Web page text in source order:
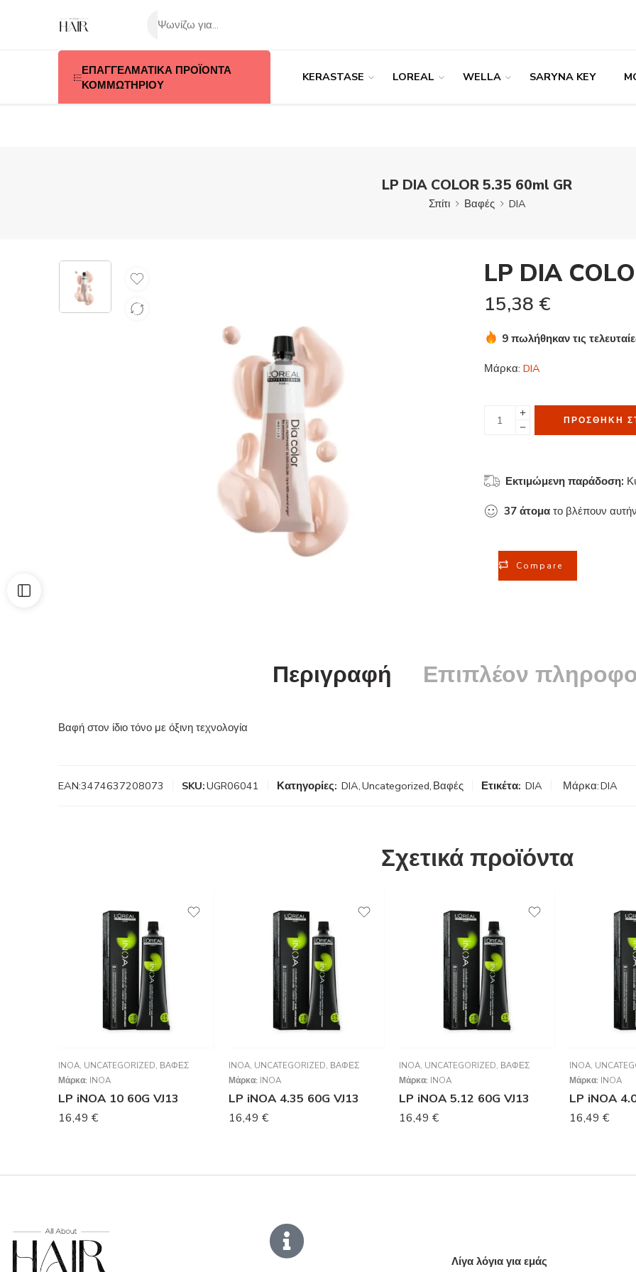
ΕΠΑΓΓΕΛΜΑΤΙΚΑ ΠΡΟΪΟΝΤΑ
ΚΟΜΜΩΤΗΡΙΟΥ
KERASTASE LOREAL WELLA SARYNA KEY
LP DIA COLOR 5.35 60ml GR
Σπίτι Βαφές DIA
LP DIA
15,38 €
9 πωλήθηκαν τις
Μάρκα: DIA
ΠΡΟΣΘΉΚΗ
Εκτιμώμενη παράδοση:
37 άτομα το βλέπουν
Compare
Περιγραφή Επιπλέον
Βαφή στον ίδιο τόνο με όξινη τεχνολογία
EAN:3474637208073 SKU:UGR06041 Κατηγορίες: DIA,Uncategorized, Βαφές Ετικέτα: DIA Μάρκα:DIA
Σχετικά προϊόντα
INOA, UNCATEGORIZED, ΒΑΦΈΣ
Μάρκα: INOA
LP iNOA 10 60G VJ13
16,49 €
INOA, UNCATEGORIZED, ΒΑΦΈΣ
Μάρκα: INOA
LP iNOA 4.35 60G VJ13
16,49 €
INOA, UNCATEGORIZED, ΒΑΦΈΣ
Μάρκα: INOA
LP iNOA 5.12 60G VJ13
16,49 €
INOA,
Μάρκα: INOA
LP iNOA
16,49 €
Λίγα λόγια για εμάς